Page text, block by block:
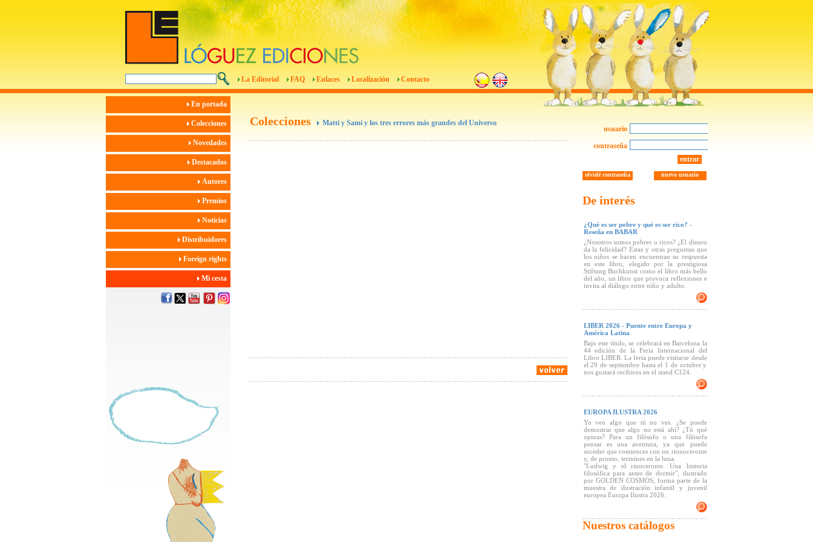
La Editorial FAQ Enlaces Localización Contacto
En portada
Colecciones
Novedades
Destacados
Autores
Premios
Noticias
Distribuidores
Foreign rights
Mi cesta
Colecciones Matti y Sami y los tres errores más grandes del Universo
usuario
contraseña
entrar
nuevo usuario
olvidé contraseña
De interés
¿Qué es ser pobre y qué es ser rico? -
Reseña en BABAR
¿Nosotros somos pobres o ricos? ¿El dinero
da la felicidad? Estas y otras preguntas que
los niños se hacen encuentran su respuesta
en este libro, elegido por la prestigiosa
Stiftung Buchkunst como el libro más bello
del año, un libro que provoca reflexiones e
invita al diálogo entre niño y adulto.
LIBER 2026 - Puente entre Europa y
América Latina
Bajo este título, se celebrará en Barcelona la
44 edición de la Feria Internacional del
Libro LIBER. La feria puede visitarse desde
el 29 de septiembre hasta el 1 de octubre y
nos gustará recibiros en el stand C124.
EUROPA ILUSTRA 2026
Yo veo algo que tú no ves. ¿Se puede
demostrar que algo no está ahí? ¿Tú qué
opinas? Para un filósofo o una filósofa
pensar es una aventura, ya que puede
suceder que comiences con un rionoceronte
y, de pronto, termines en la luna.
"Ludwig y el rinoceronte. Una historia
filosófica para antes de dormir", ilustrado
por GOLDEN COSMOS, forma parte de la
muestra de ilustración infantil y juvenil
europea Europa Ilustra 2026.
Nuestros catálogos